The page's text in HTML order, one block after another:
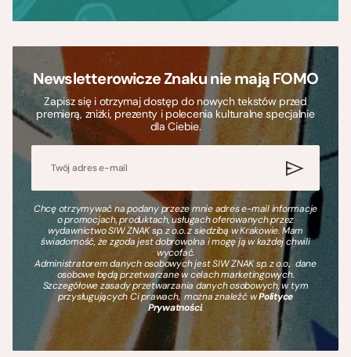
Newsletterowicze Znaku nie mają FOMO
Zapisz się i otrzymaj dostęp do nowych tekstów przed
premierą, zniżki, prezenty i polecenia kulturalne specjalnie
dla Ciebie.
Chcę otrzymywać na podany przeze mnie adres e-mail informacje
o promocjach, produktach, usługach oferowanych przez
wydawnictwo SIW ZNAK sp. z o.o. z siedzibą w Krakowie. Mam
świadomość, że zgoda jest dobrowolna i mogę ją w każdej chwili
wycofać.
Administratorem danych osobowych jest SIW ZNAK sp. z o.o., dane
osobowe będą przetwarzane w celach marketingowych.
Szczegółowe zasady przetwarzania danych osobowych, w tym
przysługujących Ci prawach, można znaleźć wPolityce
Prywatności.